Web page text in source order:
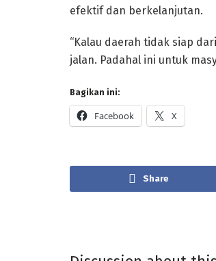
efektif dan berkelanjutan.
“Kalau daerah tidak siap
jalan. Padahal ini untuk
Bagikan ini:
Facebook X
Share